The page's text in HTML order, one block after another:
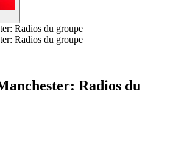
Radios du groupe
Radios du groupe
Radios du